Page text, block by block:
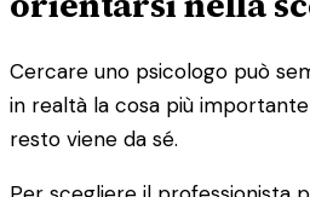
Cercare uno psicologo può
in realtà la cosa più
resto viene da sé.